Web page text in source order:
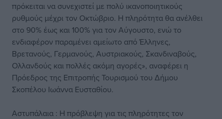
πρόκειται να συνεχιστεί με πολύ ικανοποιητικούς
ρυθμούς μέχρι τον Οκτώβριο. Η πληρότητα θα ανέλθει
στο 90% έως και 100% για τον Αύγουστο, ενώ το
ενδιαφέρον παραμένει αμείωτο από Έλληνες,
Βρετανούς, Γερμανούς, Αυστριακούς, Σκανδιναβούς,
Ολλανδούς και πολλές ακόμη αγορές», αναφέρει η
Πρόεδρος της Επιτροπής Τουρισμού του Δήμου
Σκοπέλου Ιωάννα Ευσταθίου.
Αστυπάλαια : Η πρόβλεψη για τις πληρότητες τον